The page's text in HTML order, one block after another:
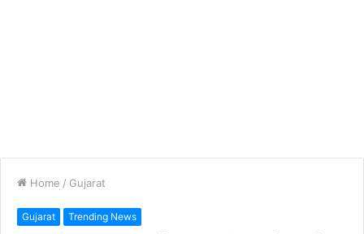
Home / Gujarat
Gujarat Trending News